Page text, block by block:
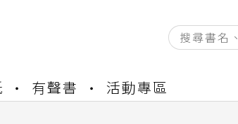
有聲書 活動專區
分閱讀服務